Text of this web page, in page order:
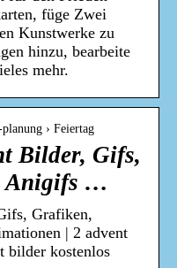
füge Zwei
Kunstwerke zu
hinzu, bearbeite
mehr.
› Feiertag
Bilder, Gifs,
Anigifs …
Grafiken,
| 2 advent
bilder kostenlos